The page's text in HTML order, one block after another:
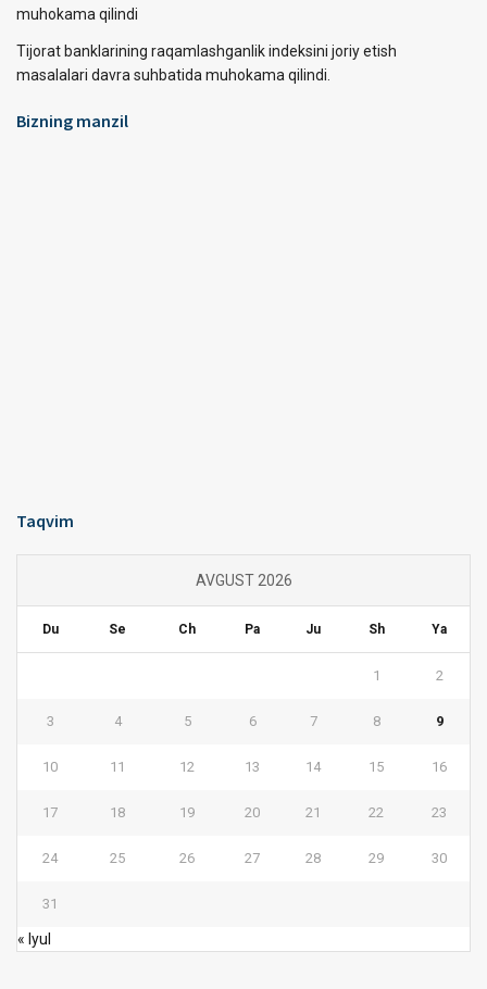
muhokama qilindi
Tijorat banklarining raqamlashganlik indeksini joriy etish
masalalari davra suhbatida muhokama qilindi.
Bizning manzil
Taqvim
AVGUST 2026
Du Se Ch Pa Ju Sh Ya
1 2
3 4 5 6 7 8 9
10 11 12 13 14 15 16
17 18 19 20 21 22 23
24 25 26 27 28 29 30
31
« Iyul